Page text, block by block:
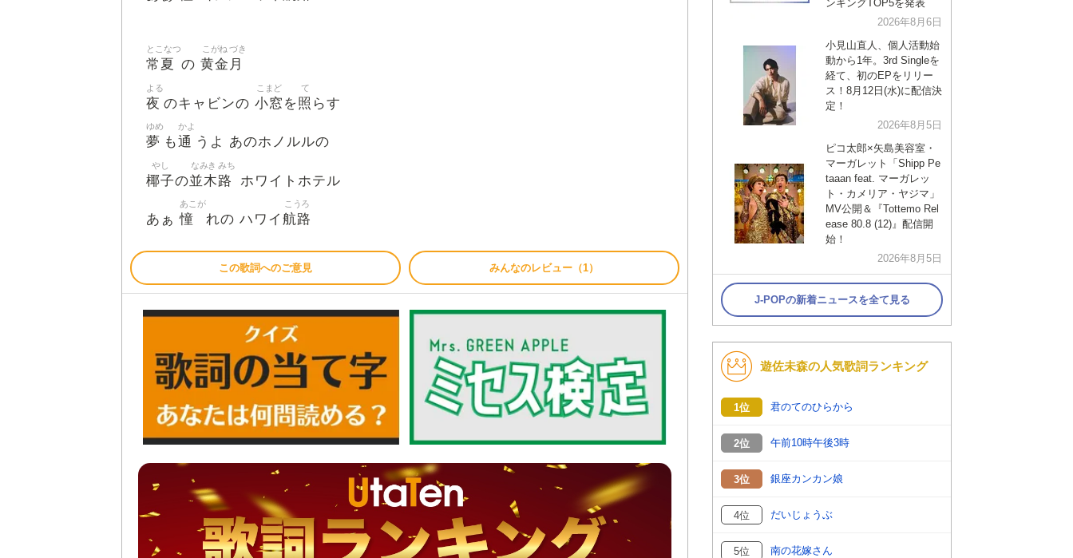
常夏
とこなつ
の 黄金
こがね
月
づき
夜
よる
のキャビンの 小窓
こまど
を照
て
らす
夢
ゆめ
も通
かよ
うよ あのホノルルの
椰子
やし
の並木
なみき
路
みち
ホワイトホテル
あぁ憧
あこが
れの ハワイ 航路
こうろ
この歌詞へのご意見 みんなのレビュー（1）
ンキングTOP5を発表
2026年8月6日
小見山直人、個人活動始
動から1年。3rd Singleを
経て、初のEPをリリー
ス！8月12日(水)に配信決
定！
2026年8月5日
ピコ太郎×矢島美容室・
マーガレット「Shipp Pe
taaan feat. マーガレッ
ト・カメリア・ヤジマ」
MV公開＆『Tottemo Rel
ease 80.8 (12)』配信開
始！
2026年8月5日
J-POPの新着ニュースを全て見る
遊佐未森の人気歌詞ランキング
1位 君のてのひらから
2位 午前10時午後3時
3位 銀座カンカン娘
4位 だいじょうぶ
5位 南の花嫁さん